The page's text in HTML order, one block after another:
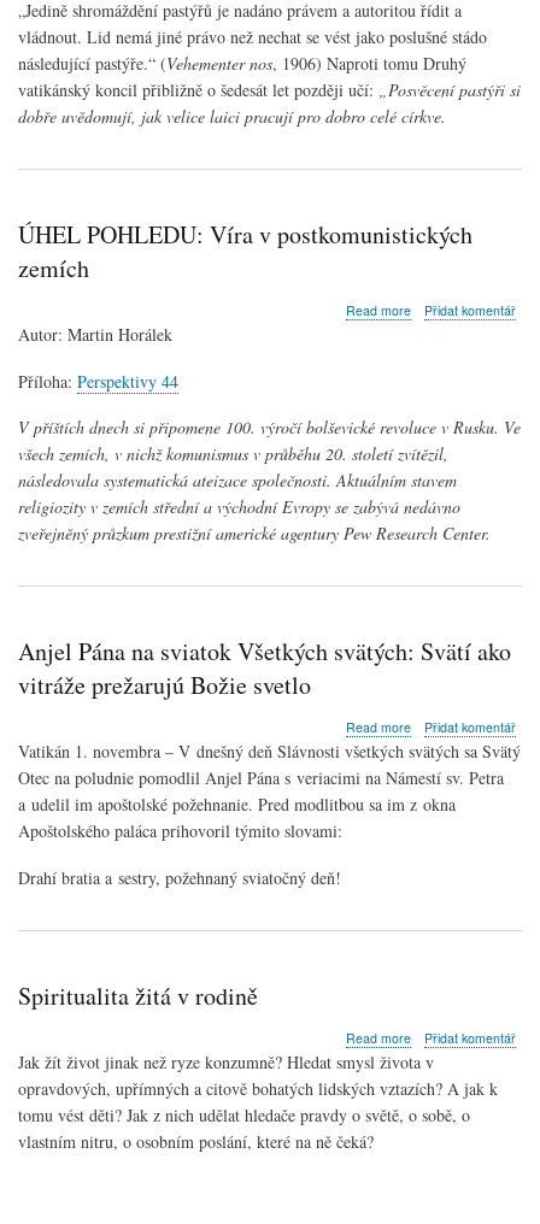
církevní
struktury
z
na
laiky
„Jedině shromáždění pastýřů je nadáno právem a autoritou řídit a
vládnout. Lid nemá jiné právo než nechat se vést jako poslušné stádo
následující pastýře.“ (Vehementer nos, 1906) Naproti tomu Druhý
vatikánský koncil přibližně o šedesát let později učí: „Posvěcení pastýři si
dobře uvědomují, jak velice laici pracují pro dobro celé církve.
ÚHEL POHLEDU: Víra v postkomunistických
zemích
Read moreabout
zemích
Přidat komentář
Autor: Martin Horálek
Příloha: Perspektivy 44
V příštích dnech si připomene 100. výročí bolševické revoluce v Rusku. Ve
všech zemích, v nichž komunismus v průběhu 20. století zvítězil,
následovala systematická ateizace společnosti. Aktuálním stavem
religiozity v zemích střední a východní Evropy se zabývá nedávno
zveřejněný průzkum prestižní americké agentury Pew Research Center.
Anjel Pána na sviatok Všetkých svätých: Svätí ako
vitráže prežarujú Božie svetlo
Read moreabout
Anjel
Pána
na
sviatok
prežarujú
Přidat komentář
Vatikán 1. novembra – V dnešný deň Slávnosti všetkých svätých sa Svätý
Otec na poludnie pomodlil Anjel Pána s veriacimi na Námestí sv. Petra
a udelil im apoštolské požehnanie. Pred modlitbou sa im z okna
Apoštolského paláca prihovoril týmito slovami:
Drahí bratia a sestry, požehnaný sviatočný deň!
Spiritualita žitá v rodině
Read moreabout
Spiritualita
v
rodině
Přidat komentář
Jak žít život jinak než ryze konzumně? Hledat smysl života v
opravdových, upřímných a citově bohatých lidských vztazích? A jak k
tomu vést děti? Jak z nich udělat hledače pravdy o světě, o sobě, o
vlastním nitru, o osobním poslání, které na ně čeká?